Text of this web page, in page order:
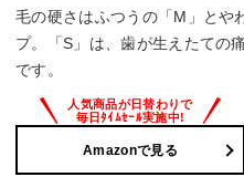
毛の硬さはふつうの「M」とや
プ。「S」は、歯が生えたての
です。
Amazonで見る